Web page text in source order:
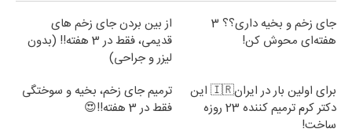
جای زخم و بخیه داری؟؟ 3
هفته‌ای محوش کن!
از بین بردن جای زخم های
قدیمی، فقط در 3 هفته!! (بدون
لیزر و جراحی)
برای اولین بار در ایران🇮🇷 این
دکتر کرم ترمیم کننده 23 روزه
ساخت!
ترمیم جای زخم، بخیه و سوختگی
فقط در 3 هفته!!😍